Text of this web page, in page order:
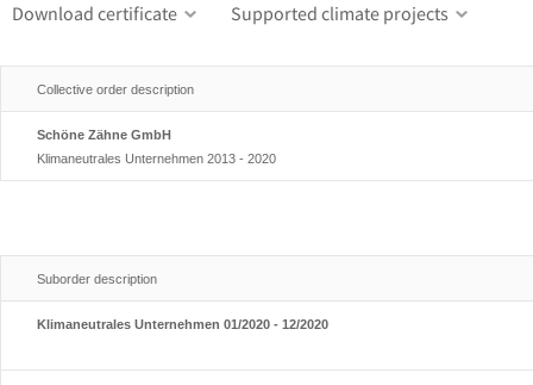
Download certificate Supported climate projects
Collective order description
Schöne Zähne GmbH
Klimaneutrales Unternehmen 2013 - 2020
Suborder description
Klimaneutrales Unternehmen 01/2020 - 12/2020